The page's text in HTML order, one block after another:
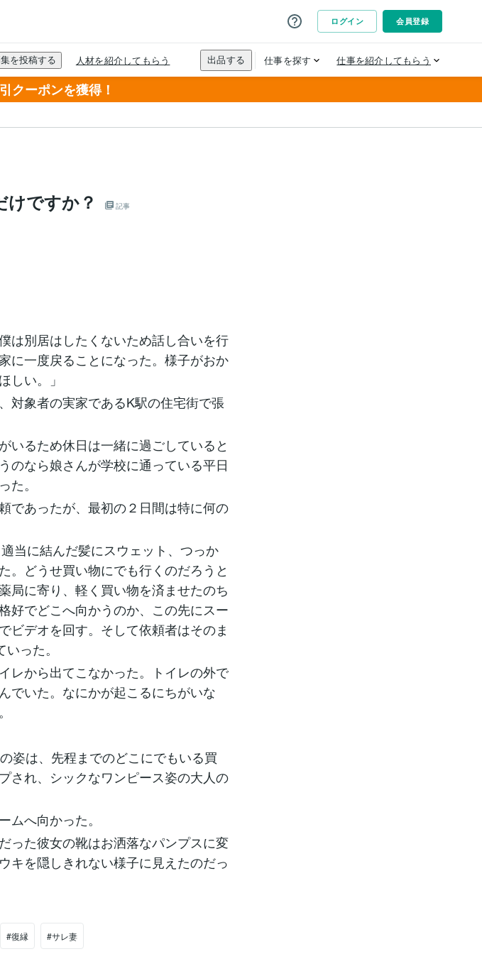
クーポンを獲得！
けですか？ 記事
は別居はしたくないため話し合いを行
に一度戻ることになった。様子がおか
しい。」
対象者の実家であるK駅の住宅街で張
いるため休日は一緒に過ごしていると
のなら娘さんが学校に通っている平日
た。
であったが、最初の２日間は特に何の
当に結んだ髪にスウェット、つっか
。どうせ買い物にでも行くのだろうと
局に寄り、軽く買い物を済ませたのち
好でどこへ向かうのか、この先にスー
ビデオを回す。そして依頼者はそのま
った。
レから出てこなかった。トイレの外で
でいた。なにかが起こるにちがいな
姿は、先程までのどこにでもいる買
され、シックなワンピース姿の大人の
ムへ向かった。
った彼女の靴はお洒落なパンプスに変
キを隠しきれない様子に見えたのだっ
#復縁 #サレ妻